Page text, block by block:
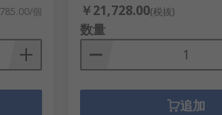
個 ￥21,728.00(税抜)
数量
追加